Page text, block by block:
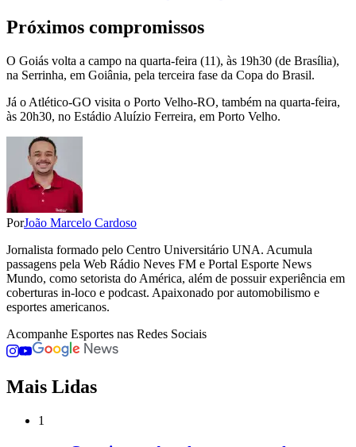
Próximos compromissos
O Goiás volta a campo na quarta-feira (11), às 19h30 (de Brasília),
na Serrinha, em Goiânia, pela terceira fase da Copa do Brasil.
Já o Atlético-GO visita o Porto Velho-RO, também na quarta-feira,
às 20h30, no Estádio Aluízio Ferreira, em Porto Velho.
PorJoão Marcelo Cardoso
Jornalista formado pelo Centro Universitário UNA. Acumula
passagens pela Web Rádio Neves FM e Portal Esporte News
Mundo, como setorista do América, além de possuir experiência em
coberturas in-loco e podcast. Apaixonado por automobilismo e
esportes americanos.
Acompanhe Esportes nas Redes Sociais
Mais Lidas
1